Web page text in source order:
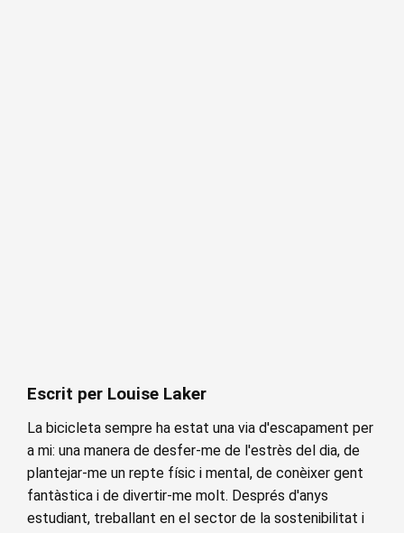
Escrit per Louise Laker
La bicicleta sempre ha estat una via d'escapament per
a mi: una manera de desfer-me de l'estrès del dia, de
plantejar-me un repte físic i mental, de conèixer gent
fantàstica i de divertir-me molt. Després d'anys
estudiant, treballant en el sector de la sostenibilitat i